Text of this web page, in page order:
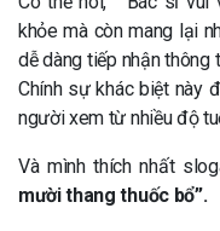
khỏe mà còn mang lại
dễ dàng tiếp nhận thông
Chính sự khác biệt này
người xem từ nhiều độ
Và mình thích nhất
mười thang thuốc bổ”.